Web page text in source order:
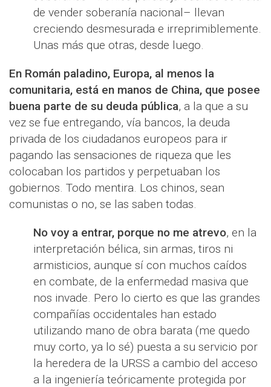
de vender soberanía nacional– llevan
creciendo desmesurada e irreprimiblemente.
Unas más que otras, desde luego.
En Román paladino, Europa, al menos la
comunitaria, está en manos de China, que posee
buena parte de su deuda pública, a la que a su
vez se fue entregando, vía bancos, la deuda
privada de los ciudadanos europeos para ir
pagando las sensaciones de riqueza que les
colocaban los partidos y perpetuaban los
gobiernos. Todo mentira. Los chinos, sean
comunistas o no, se las saben todas.
No voy a entrar, porque no me atrevo, en la
interpretación bélica, sin armas, tiros ni
armisticios, aunque sí con muchos caídos
en combate, de la enfermedad masiva que
nos invade. Pero lo cierto es que las grandes
compañías occidentales han estado
utilizando mano de obra barata (me quedo
muy corto, ya lo sé) puesta a su servicio por
la heredera de la URSS a cambio del acceso
a la ingeniería teóricamente protegida por